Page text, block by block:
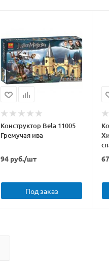
Конструктор Bela 11005
Гремучая ива
94 руб./шт
Под заказ
67